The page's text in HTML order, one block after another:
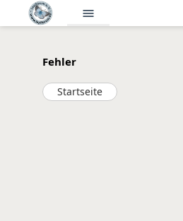
menu
Fehler
Startseite